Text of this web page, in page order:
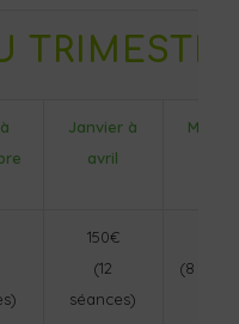
Janvier à
avril
Mai à
150€
(12
séances)
(8